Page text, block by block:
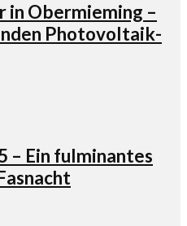
in Obermieming –
Photovoltaik-
– Ein fulminantes